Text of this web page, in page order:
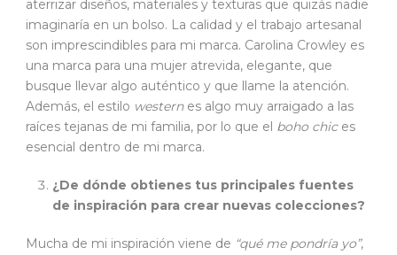
aterrizar diseños, materiales y texturas que quizás nadie
imaginaría en un bolso. La calidad y el trabajo artesanal
son imprescindibles para mi marca. Carolina Crowley es
una marca para una mujer atrevida, elegante, que
busque llevar algo auténtico y que llame la atención.
Además, el estilo westernes algo muy arraigado a las
raíces tejanas de mi familia, por lo que el boho chices
esencial dentro de mi marca.
¿De dónde obtienes tus principales fuentes
de inspiración para crear nuevas colecciones?
Mucha de mi inspiración viene de “qué me pondría yo”,